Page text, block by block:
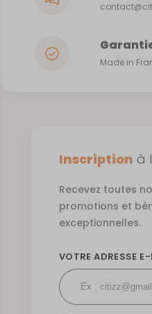
Made in
Inscription à
Recevez toutes
promotions et
exceptionnelles.
VOTRE ADRESSE